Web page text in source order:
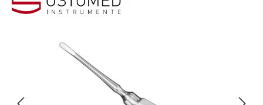
Bildergalerie überspringen